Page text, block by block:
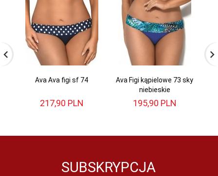
Ava Ava figi sf 74
217,90 PLN
Ava Figi kąpielowe 73 sky
niebieskie
195,90 PLN
SUBSKRYPCJA